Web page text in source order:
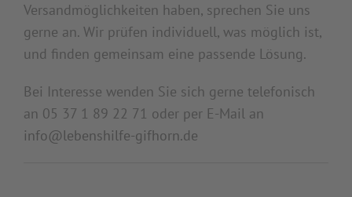
Versandmöglichkeiten haben, sprechen Sie uns
gerne an. Wir prüfen individuell, was möglich ist,
und finden gemeinsam eine passende Lösung.
Bei Interesse wenden Sie sich gerne telefonisch
an 05 37 1 89 22 71 oder per E-Mail an
info@lebenshilfe-gifhorn.de